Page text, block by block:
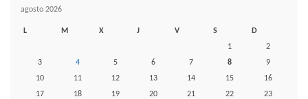
agosto 2026
L M X J V S
D
1
2
3
4 5 6 7 8
9
10
11 12 13 14 15
16
17
18 19 20 21 22
23